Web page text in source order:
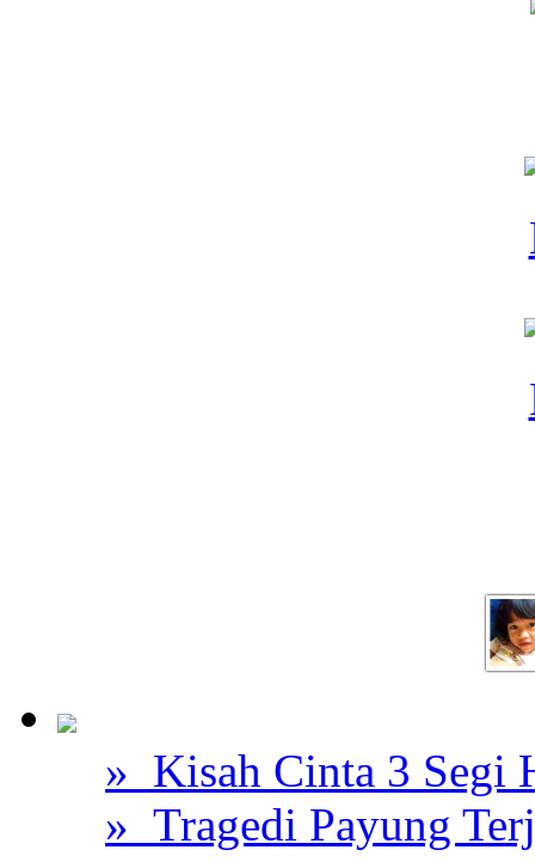
» Kisah Cinta 3 Segi
» Tragedi Payung